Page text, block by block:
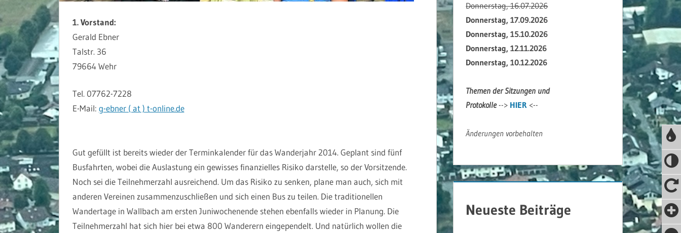
1. Vorstand:
Gerald Ebner
Talstr. 36
79664 Wehr
Tel. 07762-7228
E-Mail: g-ebner ( at ) t-online.de
Gut gefüllt ist bereits wieder der Terminkalender für das Wanderjahr 2014. Geplant sind fünf
Busfahrten, wobei die Auslastung ein gewisses finanzielles Risiko darstelle, so der Vorsitzende.
Noch sei die Teilnehmerzahl ausreichend. Um das Risiko zu senken, plane man auch, sich mit
anderen Vereinen zusammenzuschließen und sich einen Bus zu teilen. Die traditionellen
Wandertage in Wallbach am ersten Juniwochenende stehen ebenfalls wieder in Planung. Die
Teilnehmerzahl hat sich hier bei etwa 800 Wanderern eingependelt. Und natürlich wollen die
Donnerstag, 16.07.2026
Donnerstag, 17.09.2026
Donnerstag, 15.10.2026
Donnerstag, 12.11.2026
Donnerstag, 10.12.2026
Themen der Sitzungen und
Protokolle--> HIER <--
Änderungen vorbehalten
Neueste Beiträge